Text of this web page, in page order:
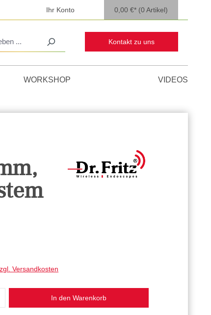
Ihr Konto 0,00 €* (0 Artikel)
Kontakt zu uns
WORKSHOP VIDEOS
Versandkosten
Gib den gewünschten Wert ein oder
In den Warenkorb